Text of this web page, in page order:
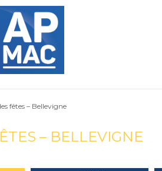
fêtes – Bellevigne
– BELLEVIGNE